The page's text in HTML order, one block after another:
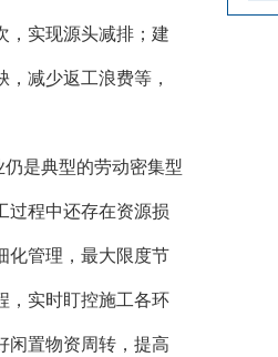
，实现源头减排；建
减少返工浪费等，
是典型的劳动密集型
过程中还存在资源损
化管理，最大限度节
，实时盯控施工各环
闲置物资周转，提高